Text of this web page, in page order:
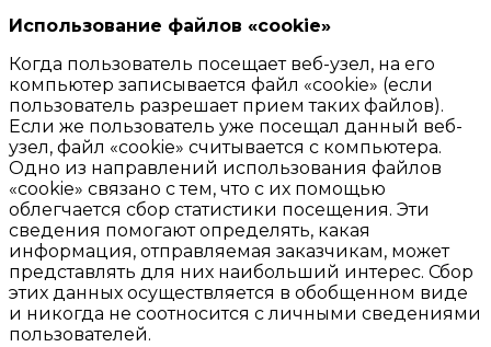
Использование файлов «cookie»
Когда пользователь посещает веб-узел, на его
компьютер записывается файл «cookie» (если
пользователь разрешает прием таких файлов).
Если же пользователь уже посещал данный веб-
узел, файл «cookie» считывается с компьютера.
Одно из направлений использования файлов
«cookie» связано с тем, что с их помощью
облегчается сбор статистики посещения. Эти
сведения помогают определять, какая
информация, отправляемая заказчикам, может
представлять для них наибольший интерес. Сбор
этих данных осуществляется в обобщенном виде
и никогда не соотносится с личными сведениями
пользователей.